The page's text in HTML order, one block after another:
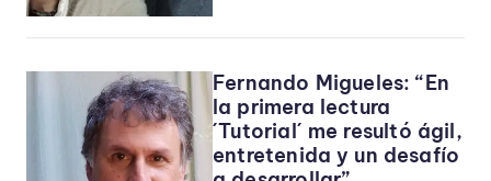
Fernando Migueles: “En
la primera lectura
´Tutorial´ me resultó ágil,
entretenida y un desafío